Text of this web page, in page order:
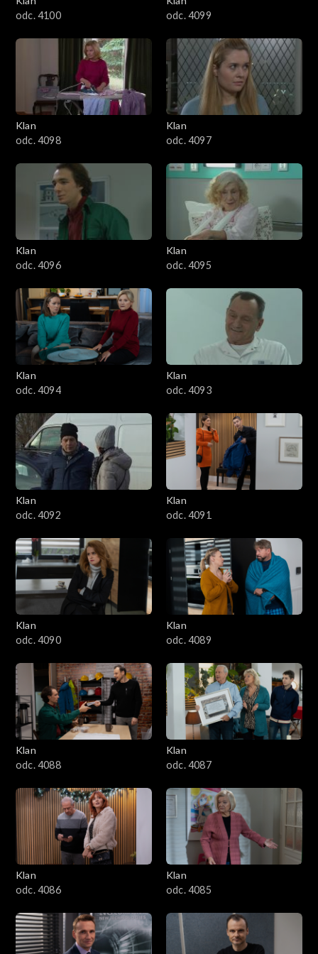
4401–4500
4201–4300
4101–4200
3901–4000
3801–3900
3701–3800
3601–3700
3501–3600
3401–3500
3201–3300
3101–3200
3001–3100
2901–3000
2801–2900
2701–2800
2501–2600
2401–2500
2301–2400
2201–2300
2101–2200
2001–2100
1901–2000
1801–1900
odc. 4100
odc. 4099
Klan
odc. 4098
Klan
odc. 4097
Klan
odc. 4096
Klan
odc. 4095
Klan
odc. 4094
Klan
odc. 4093
Klan
odc. 4092
Klan
odc. 4091
Klan
odc. 4090
Klan
odc. 4089
Klan
odc. 4088
Klan
odc. 4087
Klan
odc. 4086
Klan
odc. 4085